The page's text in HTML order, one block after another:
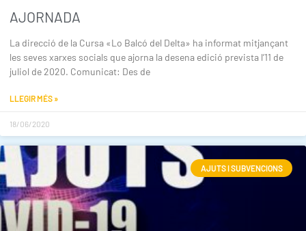
AJORNADA
La direcció de la Cursa «Lo Balcó del Delta» ha informat mitjançant
les seves xarxes socials que ajorna la desena edició prevista l’11 de
juliol de 2020. Comunicat: Des de
LLEGIR MÉS »
18/06/2020
AJUTS I SUBVENCIONS